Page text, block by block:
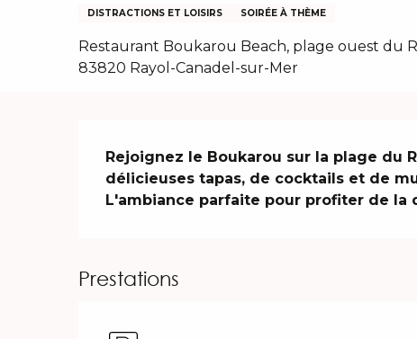
DISTRACTIONS ET LOISIRS SOIRÉE À THÈME
Restaurant Boukarou Beach, plage ouest du
83820 Rayol-Canadel-sur-Mer
Description
Rejoignez le Boukarou sur la plage du
délicieuses tapas, de cocktails et de
L'ambiance parfaite pour profiter de la
Prestations